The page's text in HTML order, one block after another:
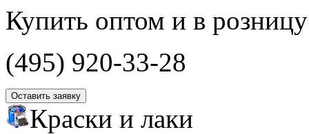
Купить оптом и в розницу
(495) 920-33-28
Оставить заявку
Краски и лаки